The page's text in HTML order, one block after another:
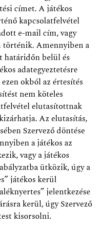
címet. A játékos
kapcsolatfelvétel
e-mail cím, vagy
történik. Amennyiben a
határidőn belül és
adategyeztetésre
okból az értesítés
nem köteles
elutasítottnak
Az elutasítás,
Szervező döntése
a játékos az
vagy a játékos
ütközik, úgy a
játékos kerül
jelentkezése
kerül, úgy Szervező
kisorsolni.